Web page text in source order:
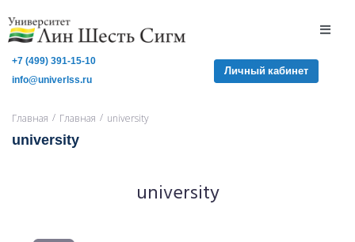
+7 (499) 391-15-10
info@univerlss.ru
Личный кабинет
university
Главная / Главная / university
university